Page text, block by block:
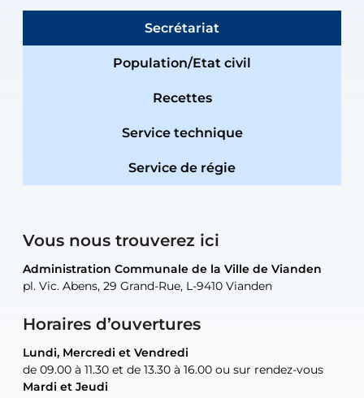
Secrétariat
Population/Etat civil
Recettes
Service technique
Service de régie
Vous nous trouverez ici
Administration Communale de la Ville de Vianden
pl. Vic. Abens, 29 Grand-Rue, L-9410 Vianden
Horaires d’ouvertures
Lundi, Mercredi et Vendredi
de 09.00 à 11.30 et de 13.30 à 16.00 ou sur rendez-vous
Mardi et Jeudi
Administration Communale de la Ville de Vianden
pl. Vic. Abens, 29 Grand-Rue, L-9410 Vianden
Lundi, Mercredi et Vendredi
de 09.00 à 11.30 et de 13.30 à 16.00 ou sur rendez-vous
Mardi et Jeudi
Administration Communale de la Ville de Vianden
pl. Vic. Abens, 29 Grand-Rue, L-9410 Vianden
uniquement sur rendez-vous
Administration Communale de la Ville de Vianden
pl. Vic. Abens, 29 Grand-Rue, L-9410 Vianden
uniquement sur rendez-vous
Atelier Communal de la Ville de Vianden
30, rue Neugarten, L-9422 Vianden
uniquement sur rendez-vous